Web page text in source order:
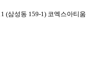
(삼성동 159-1) 코엑스아티움